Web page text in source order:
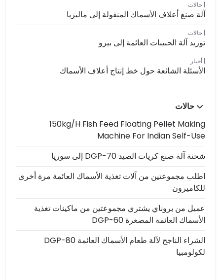
حالات
آلة صنع أعلاف الأسماك المنقولة إلى ماليزيا
حالات
توريد آلة الحبيبات العائمة إلى بيرو
أخبار
الأسئلة الشائعة حول خط إنتاج أعلاف الأسماك
حالات
150kg/h Fish Feed Floating Pellet Making
Machine For Indian Self-Use
شحنة آلة صنع كريات الصيد DGP-70 إلى سوريا
اطلب مجموعتين من آلات تغذية الأسماك العائمة مرة أخرى
للكاميرون
عميل من بروناي يشتري مجموعتين من ماكينات تغذية
الأسماك العائمة المصغرة DGP-60
الشراء الناجح لآلة طعام الأسماك العائمة DGP-80
لكولومبيا